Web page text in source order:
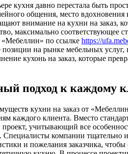
кухня давно перестала быть
общения, место вдохновения
внимание на кухни на заказ,
максимально соответствующее
по ссылке https://
на рынке мебельных услуг,
кухонь на заказ, которые
подход к каждому
кухни на заказ от
каждого клиента. Вместо
учитывающий все
Специалисты компании тщательно
и пожелания заказчика, чтобы